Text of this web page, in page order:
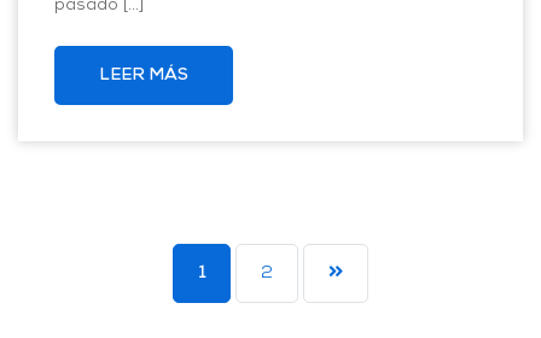
pasado […]
LEER MÁS
1 2